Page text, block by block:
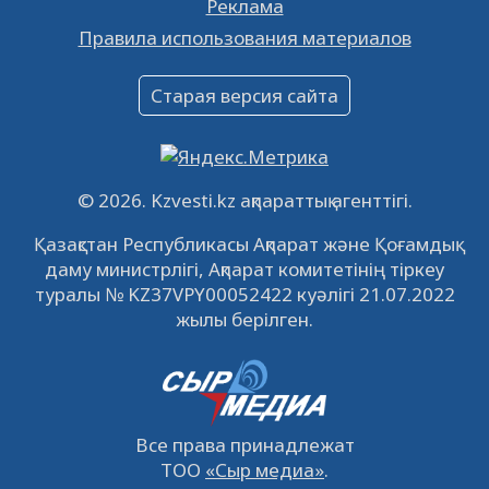
16.12.2022 61062
Объявление
09.12.2022
Свободные рабочие места
встречу с инвесторами в Кызылорде 22
ноября
21.11.2022 14952 0
© 2026. Kzvesti.kz ақпараттық агенттігі.
Қазақстан Республикасы Ақпарат және Қоғамдық
даму министрлігі, Ақпарат комитетінің тіркеу
туралы № KZ37VPY00052422 куәлігі 21.07.2022
жылы берілген.
Все права принадлежат
ТОО «Сыр медиа».
Реклама
Правила использования материалов
Старая версия сайта